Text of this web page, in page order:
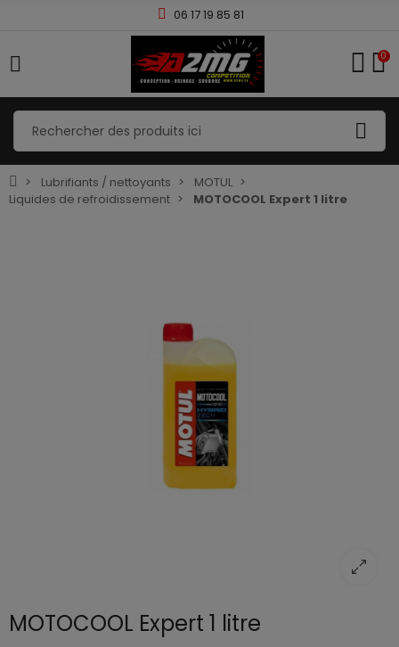
06 17 19 85 81
0
Lubrifiants / nettoyants
MOTUL
Liquides de refroidissement
MOTOCOOL Expert 1 litre
MOTOCOOL Expert 1 litre